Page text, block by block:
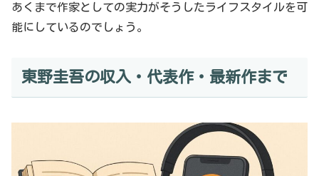
あくまで作家としての実力がそうしたライフスタイルを可
能にしているのでしょう。
東野圭吾の収入・代表作・最新作まで